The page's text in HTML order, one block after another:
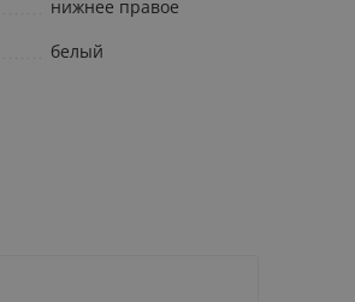
нижнее правое
белый